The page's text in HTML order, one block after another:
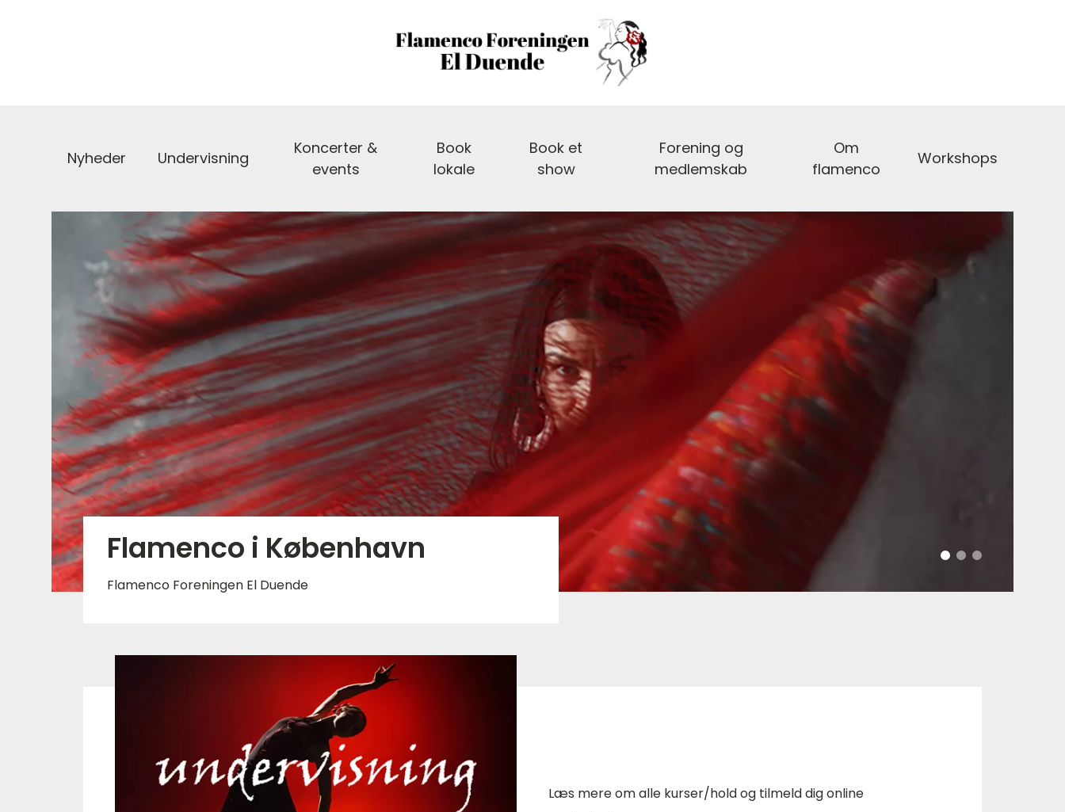
Nyheder Undervisning
Koncerter &
events
Book
lokale
Book et
show
Forening og
medlemskab
Om
flamenco
Workshops
Flamenco i København
Flamenco Foreningen El Duende
Læs mere om alle kurser/hold og tilmeld dig online